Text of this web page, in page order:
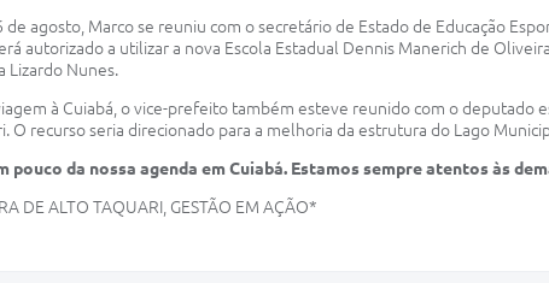
de agosto, Marco se reuniu com o secretário de Estado de Educação
autorizado a utilizar a nova Escola Estadual Dennis Manerich de
Lizardo Nunes.
à Cuiabá, o vice-prefeito também esteve reunido com o
O recurso seria direcionado para a melhoria da estrutura do Lago
pouco da nossa agenda em Cuiabá. Estamos sempre atentos às
DE ALTO TAQUARI, GESTÃO EM AÇÃO*